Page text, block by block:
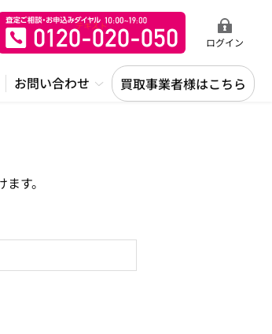
ログイン
お問い合わせ 買取事業者様はこちら
す。